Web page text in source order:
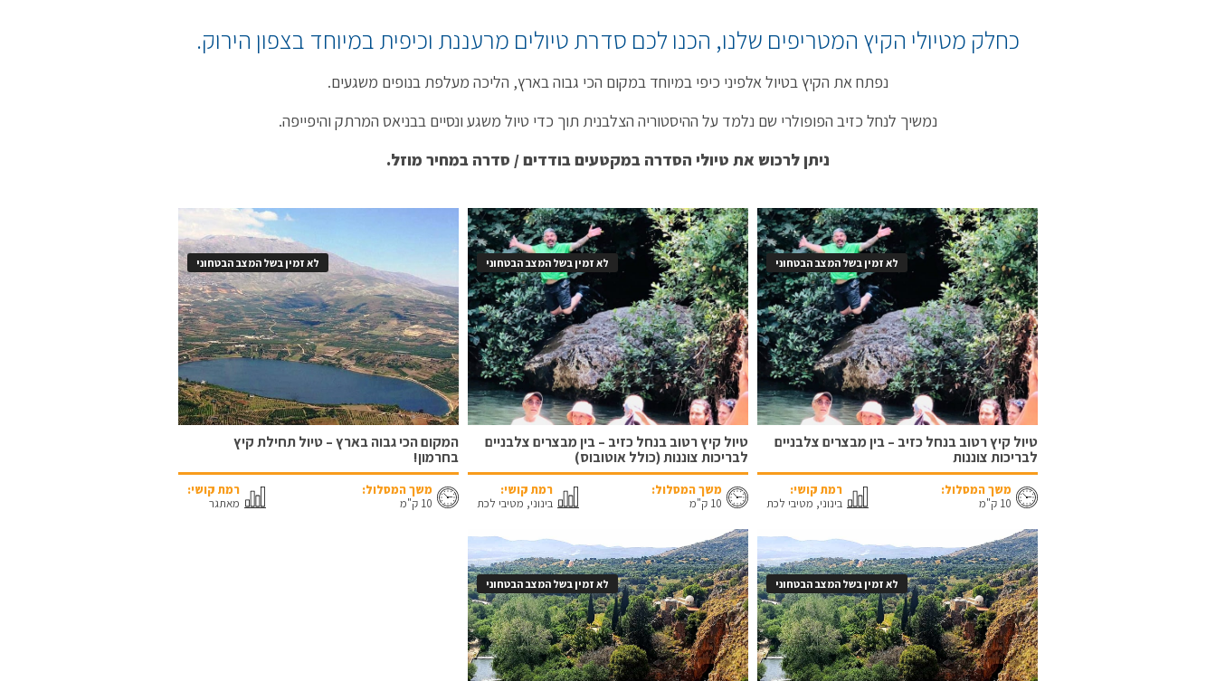
כחלק מטיולי הקיץ המטריפים שלנו, הכנו לכם סדרת טיולים מרעננת וכיפית במיוחד בצפון הירוק.
נפתח את הקיץ בטיול אלפיני כיפי במיוחד במקום הכי גבוה בארץ, הליכה מעלפת בנופים משגעים.
נמשיך לנחל כזיב הפופולרי שם נלמד על ההיסטוריה הצלבנית תוך כדי טיול משגע ונסיים בבניאס המרתק והיפייפה.
ניתן לרכוש את טיולי הסדרה במקטעים בודדים / סדרה במחיר מוזל.
לא זמין בשל המצב הבטחוני
טיול קיץ רטוב בנחל כזיב – בין מבצרים צלבניים
לבריכות צוננות
משך המסלול:
10 ק"מ
רמת קושי:
בינוני, מטיבי לכת
לא זמין בשל המצב הבטחוני
טיול קיץ רטוב בנחל כזיב – בין מבצרים צלבניים
לבריכות צוננות (כולל אוטובוס)
משך המסלול:
10 ק"מ
רמת קושי:
בינוני, מטיבי לכת
לא זמין בשל המצב הבטחוני
המקום הכי גבוה בארץ – טיול תחילת קיץ
בחרמון!
משך המסלול:
10 ק"מ
רמת קושי:
מאתגר
לא זמין בשל המצב הבטחוני לא זמין בשל המצב הבטחוני